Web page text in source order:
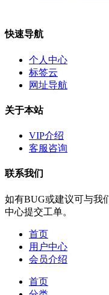
快速导航
个人中心
标签云
网址导航
关于本站
VIP介绍
客服咨询
联系我们
如有BUG或建议可与我
中心提交工单。
首页
用户中心
会员介绍
首页